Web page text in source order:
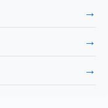
→
→
→